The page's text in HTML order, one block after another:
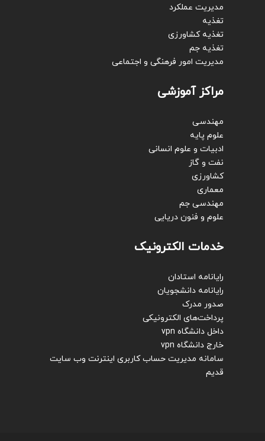
مدیریت عملکرد
تغذیه
تغذیه کشاورزی
تغذیه جم
مدیریت امور فرهنگی و اجتماعی
مراکز آموزشی
مهندسی
علوم پایه
ادبیات و علوم انسانی
نفت و گاز
کشاورزی
معماری
مهندسی جم
علوم و فنون دریایی
خدمات الکترونیک
رایانامه استادان
رایانامه دانشجویان
صدور مدرک
پرداخت‌های الکترونیکی
داخل دانشگاه vpn
خارج دانشگاه vpn
سامانه مدیریت حساب کاربری اینترنت وب سایت
قدیم